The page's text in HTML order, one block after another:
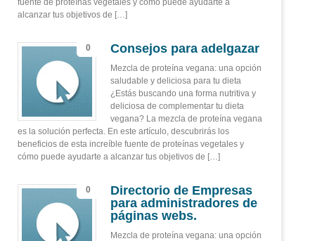
fuente de proteínas vegetales y cómo puede ayudarte a
alcanzar tus objetivos de […]
0 Consejos para adelgazar
Mezcla de proteína vegana: una opción
saludable y deliciosa para tu dieta
¿Estás buscando una forma nutritiva y
deliciosa de complementar tu dieta
vegana? La mezcla de proteína vegana
es la solución perfecta. En este artículo, descubrirás los
beneficios de esta increíble fuente de proteínas vegetales y
cómo puede ayudarte a alcanzar tus objetivos de […]
0
Directorio de Empresas
para administradores de
páginas webs.
Mezcla de proteína vegana: una opción